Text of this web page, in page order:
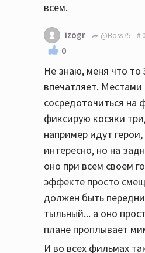
всем.
izogr @Boss75
0
Не знаю, меня что
впечатляет. Местами
сосредоточиться на
фиксирую косяки
например идут
интересно, но на
оно при всем своем
эффекте просто
должен быть
тыльный... а оно
плане проплывает
И во всех фильмах